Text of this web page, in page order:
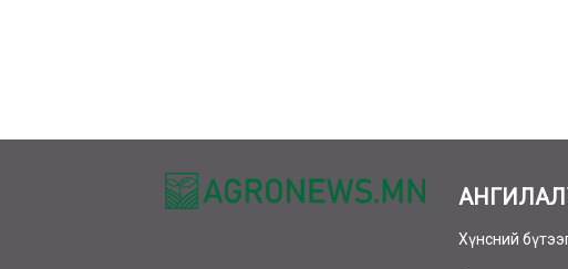
Хүнсний